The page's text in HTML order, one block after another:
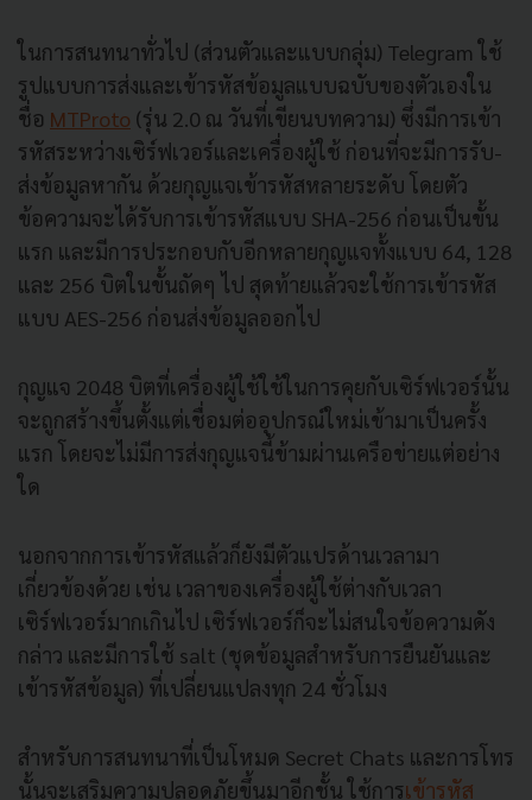
ในการสนทนาทั่วไป (ส่วนตัวและแบบกลุ่ม) Telegram ใช้
รูปแบบการส่งและเข้ารหัสข้อมูลแบบฉบับของตัวเองใน
ชื่อ MTProto (รุ่น 2.0 ณ วันที่เขียนบทความ) ซึ่งมีการเข้า
รหัสระหว่างเซิร์ฟเวอร์และเครื่องผู้ใช้ ก่อนที่จะมีการรับ-
ส่งข้อมูลหากัน ด้วยกุญแจเข้ารหัสหลายระดับ โดยตัว
ข้อความจะได้รับการเข้ารหัสแบบ SHA-256 ก่อนเป็นขั้น
แรก และมีการประกอบกับอีกหลายกุญแจทั้งแบบ 64, 128
และ 256 บิตในขั้นถัดๆ ไป สุดท้ายแล้วจะใช้การเข้ารหัส
แบบ AES-256 ก่อนส่งข้อมูลออกไป
กุญแจ 2048 บิตที่เครื่องผู้ใช้ใช้ในการคุยกับเซิร์ฟเวอร์นั้น
จะถูกสร้างขึ้นตั้งแต่เชื่อมต่ออุปกรณ์ใหม่เข้ามาเป็นครั้ง
แรก โดยจะไม่มีการส่งกุญแจนี้ข้ามผ่านเครือข่ายแต่อย่าง
ใด
นอกจากการเข้ารหัสแล้วก็ยังมีตัวแปรด้านเวลามา
เกี่ยวข้องด้วย เช่น เวลาของเครื่องผู้ใช้ต่างกับเวลา
เซิร์ฟเวอร์มากเกินไป เซิร์ฟเวอร์ก็จะไม่สนใจข้อความดัง
กล่าว และมีการใช้ salt (ชุดข้อมูลสำหรับการยืนยันและ
เข้ารหัสข้อมูล) ที่เปลี่ยนแปลงทุก 24 ชั่วโมง
สำหรับการสนทนาที่เป็นโหมด Secret Chats และการโทร
นั้นจะเสริมความปลอดภัยขึ้นมาอีกชั้น ใช้การเข้ารหัส